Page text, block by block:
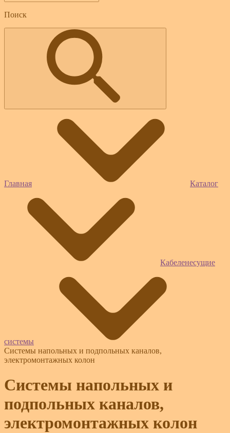
Поиск
Главная Каталог
Кабеленесущие
системы
Системы напольных и подпольных каналов,
электромонтажных колон
Системы напольных и
подпольных каналов,
электромонтажных колон